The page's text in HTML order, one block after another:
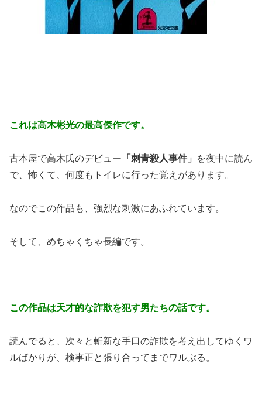
これは高木彬光の最高傑作です。
古本屋で高木氏のデビュー 「刺青殺人事件」
を夜中に読ん
で、怖くて、何度もトイレに行った覚えがあります。
なのでこの作品も、強烈な刺激にあふれています。
そして、めちゃくちゃ長編です。
この作品は天才的な詐欺を犯す男たちの話です。
読んでると、次々と斬新な手口の詐欺を考え出してゆくワ
ルばかりが、検事正と張り合ってまでワルぶる。